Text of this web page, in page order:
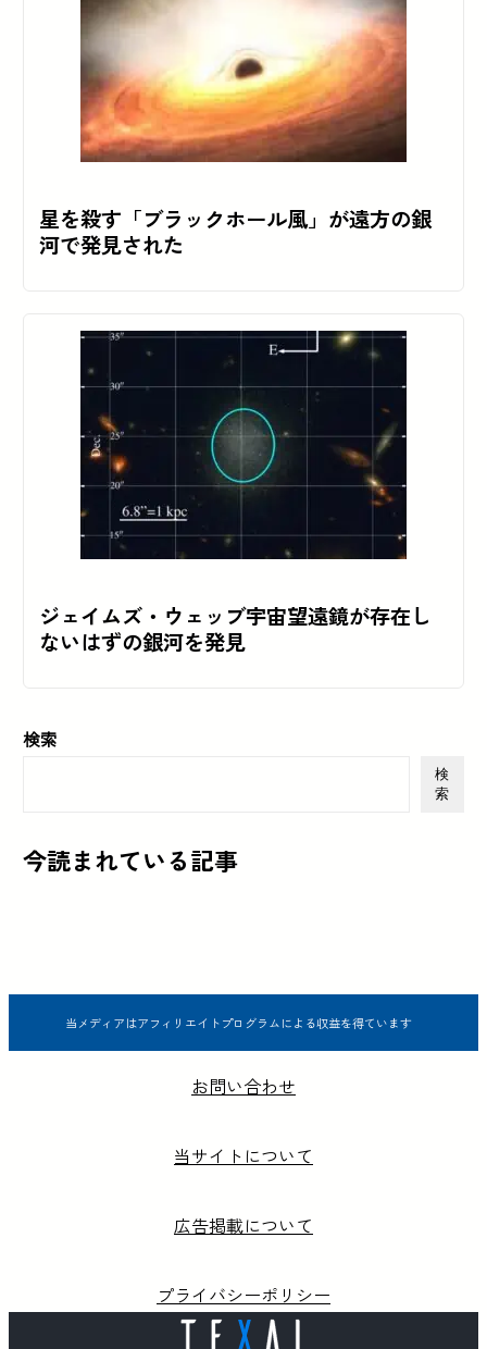
星を殺す「ブラックホール風」が遠方の銀
河で発見された
ジェイムズ・ウェッブ宇宙望遠鏡が存在し
ないはずの銀河を発見
検索
検
索
今読まれている記事
当メディアはアフィリエイトプログラムによる収益を得ています
お問い合わせ
当サイトについて
広告掲載について
プライバシーポリシー